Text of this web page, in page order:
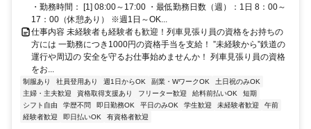
・勤務時間： [1] 08:00～17:00 ・最低勤務日数（週）：1日 8：00～
17：00（休憩あり） ※週1日～OK...
仕事内容 未経験者も経験者も歓迎！列車見張り員の資格をお持ちの
方には 一勤務につき1000円の資格手当を支給！ ”未経験から”鉄道の
運行や周辺の 安全を守るお仕事始めませんか！ 列車見張り員の資格
をお...
制服あり 社員登用あり 週1日からOK 副業・WワークOK
土日祝のみOK
主婦・主夫歓迎
資格取得支援あり フリーター歓迎 給料前払いOK
短期
シフト自由
学歴不問 即日勤務OK 平日のみOK 学生歓迎 未経験者歓迎
午前
経験者歓迎
即日払いOK 有資格者歓迎